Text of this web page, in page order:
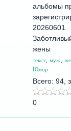
альбомы
20260601
жены
текст муж
Юмор
Всего: 94,
0